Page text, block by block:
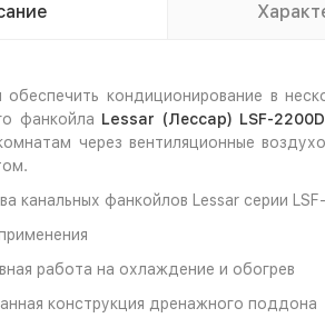
кондиционирование в
фанкойла Lessar (Лессар) LSF-
через вентиляционные
канальных фанкойлов Lessar серии
работа на охлаждение и обогрев
конструкция дренажного поддона